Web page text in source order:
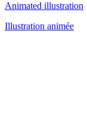
Animated illustration
Illustration animée